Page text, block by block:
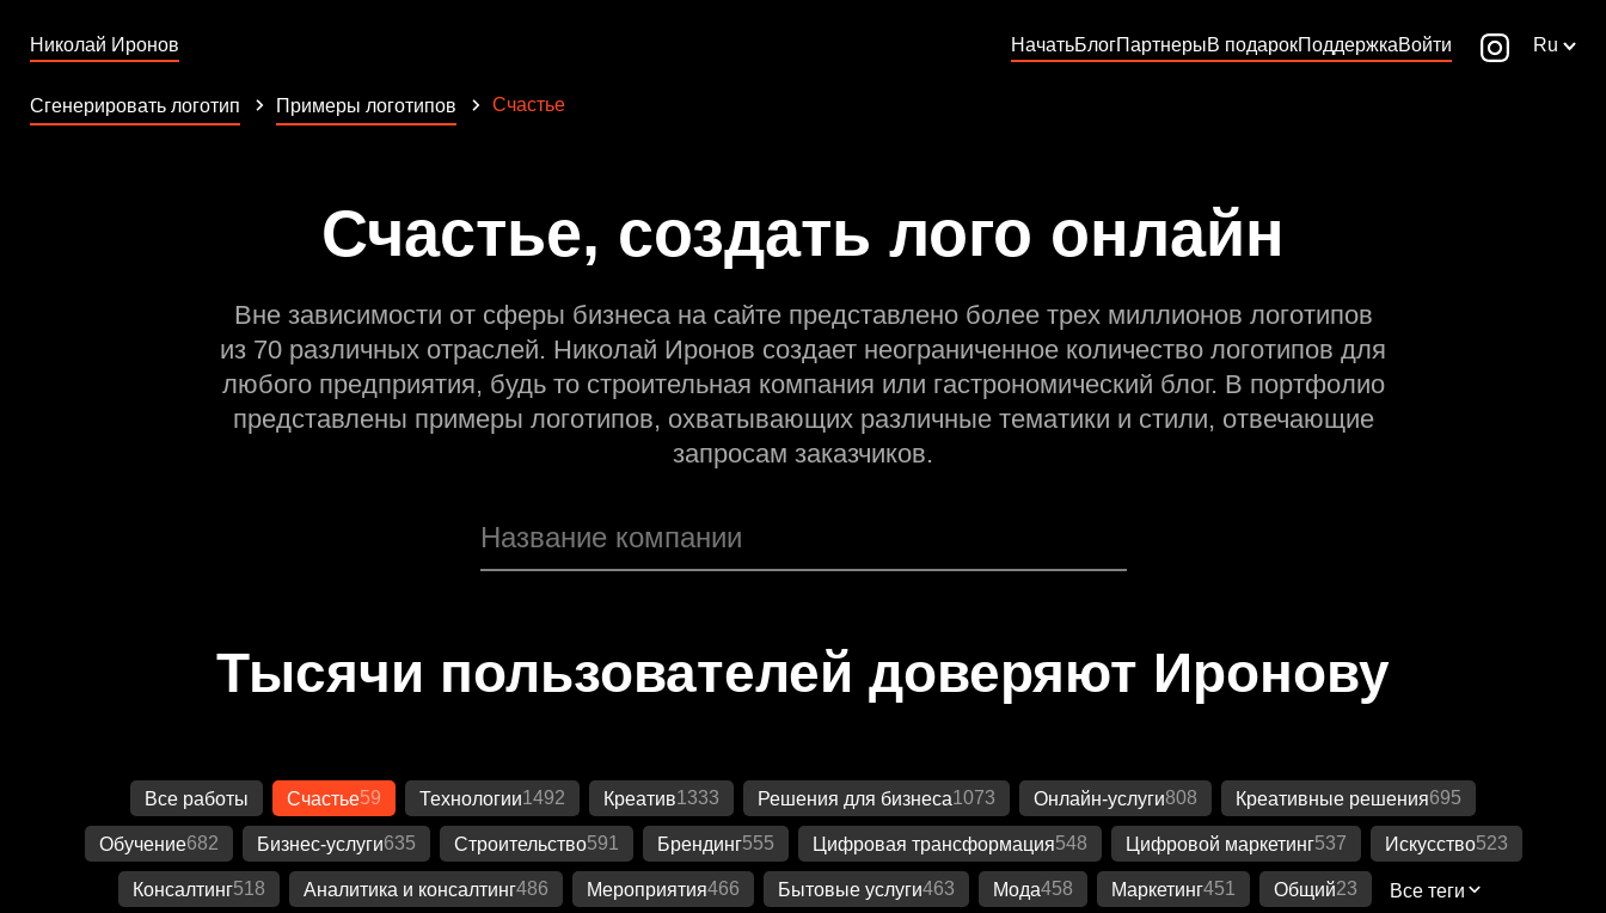
Николай Иронов НачатьБлогПартнерыВ подарокПоддержкаВойти Ru
Сгенерировать логотип Примеры логотипов Счастье
Счастье, создать лого онлайн
Вне зависимости от сферы бизнеса на сайте представлено более трех миллионов логотипов
из 70 различных отраслей. Николай Иронов создает неограниченное количество логотипов для
любого предприятия, будь то строительная компания или гастрономический блог. В портфолио
представлены примеры логотипов, охватывающих различные тематики и стили, отвечающие
запросам заказчиков.
Тысячи пользователей доверяют Иронову
Все работы Счастье59 Технологии1492 Креатив1333 Решения для бизнеса1073 Онлайн-услуги808 Креативные решения695
Обучение682 Бизнес-услуги635 Строительство591 Брендинг555 Цифровая трансформация548 Цифровой маркетинг537 Искусство523
Консалтинг518 Аналитика и консалтинг486 Мероприятия466 Бытовые услуги463 Мода458 Маркетинг451 Общий23 Все теги